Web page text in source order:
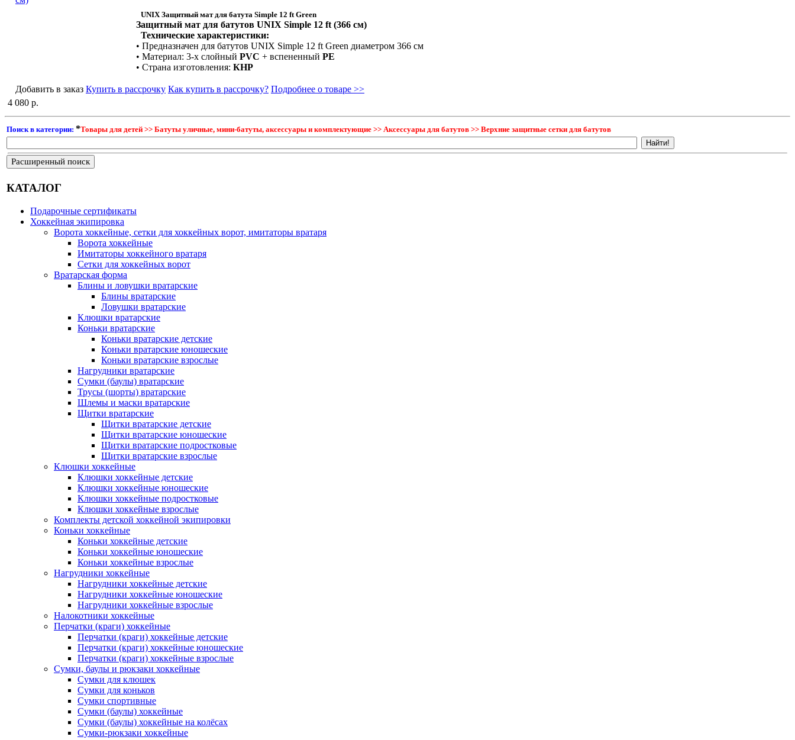
UNIX Защитный мат для батута Simple 12 ft Green
Защитный мат для батутов UNIX Simple 12 ft (366 см)
Технические характеристики:
• Предназначен для батутов UNIX Simple 12 ft Green диаметром 366 см
• Материал: 3-х слойный PVC + вспененный РЕ
• Страна изготовления: КНР
Добавить в заказ Купить в рассрочку Как купить в рассрочку? Подробнее о товаре >>
4 080 р.
Поиск в категории: *Товары для детей >> Батуты уличные, мини-батуты, аксессуары и комплектующие >> Аксессуары для батутов >> Верхние защитные сетки для батутов
Расширенный поиск
КАТАЛОГ
Подарочные сертификаты
Хоккейная экипировка
Ворота хоккейные, сетки для хоккейных ворот, имитаторы вратаря
Ворота хоккейные
Имитаторы хоккейного вратаря
Сетки для хоккейных ворот
Вратарская форма
Блины и ловушки вратарские
Блины вратарские
Ловушки вратарские
Клюшки вратарские
Коньки вратарские
Коньки вратарские детские
Коньки вратарские юношеские
Коньки вратарские взрослые
Нагрудники вратарские
Сумки (баулы) вратарские
Трусы (шорты) вратарские
Шлемы и маски вратарские
Щитки вратарские
Щитки вратарские детские
Щитки вратарские юношеские
Щитки вратарские подростковые
Щитки вратарские взрослые
Клюшки хоккейные
Клюшки хоккейные детские
Клюшки хоккейные юношеские
Клюшки хоккейные подростковые
Клюшки хоккейные взрослые
Комплекты детской хоккейной экипировки
Коньки хоккейные
Коньки хоккейные детские
Коньки хоккейные юношеские
Коньки хоккейные взрослые
Нагрудники хоккейные
Нагрудники хоккейные детские
Нагрудники хоккейные юношеские
Нагрудники хоккейные взрослые
Налокотники хоккейные
Перчатки (краги) хоккейные
Перчатки (краги) хоккейные детские
Перчатки (краги) хоккейные юношеские
Перчатки (краги) хоккейные взрослые
Сумки, баулы и рюкзаки хоккейные
Сумки для клюшек
Сумки для коньков
Сумки спортивные
Сумки (баулы) хоккейные
Сумки (баулы) хоккейные на колёсах
Сумки-рюкзаки хоккейные